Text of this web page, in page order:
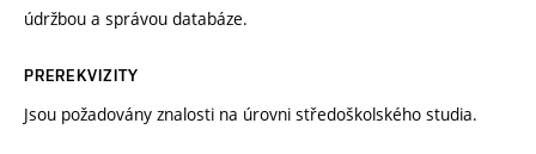
údržbou a správou databáze.
PREREKVIZITY
Jsou požadovány znalosti na úrovni středoškolského studia.